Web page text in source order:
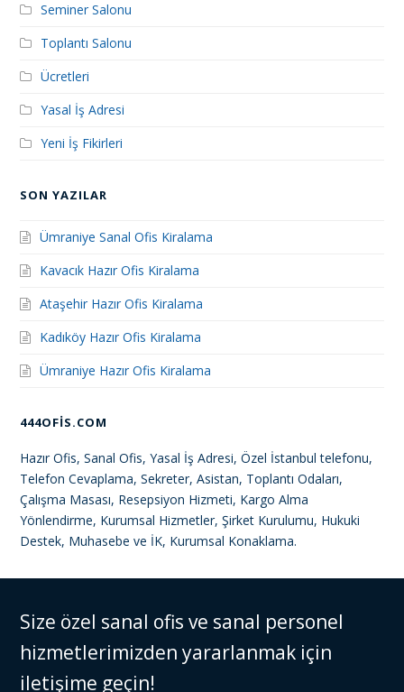
Seminer Salonu
Toplantı Salonu
Ücretleri
Yasal İş Adresi
Yeni İş Fikirleri
SON YAZILAR
Ümraniye Sanal Ofis Kiralama
Kavacık Hazır Ofis Kiralama
Ataşehir Hazır Ofis Kiralama
Kadıköy Hazır Ofis Kiralama
Ümraniye Hazır Ofis Kiralama
444OFIS.COM
Hazır Ofis, Sanal Ofis, Yasal İş Adresi, Özel İstanbul telefonu,
Telefon Cevaplama, Sekreter, Asistan, Toplantı Odaları,
Çalışma Masası, Resepsiyon Hizmeti, Kargo Alma
Yönlendirme, Kurumsal Hizmetler, Şirket Kurulumu, Hukuki
Destek, Muhasebe ve İK, Kurumsal Konaklama.
Size özel sanal ofis ve sanal personel
hizmetlerimizden yararlanmak için
iletişime geçin!